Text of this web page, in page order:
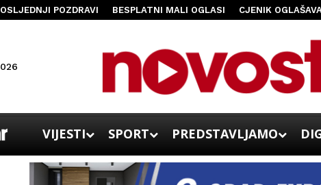
POZDRAVI BESPLATNI MALI OGLASI CJENIK
VIJESTI SPORT PREDSTAVLJAMO